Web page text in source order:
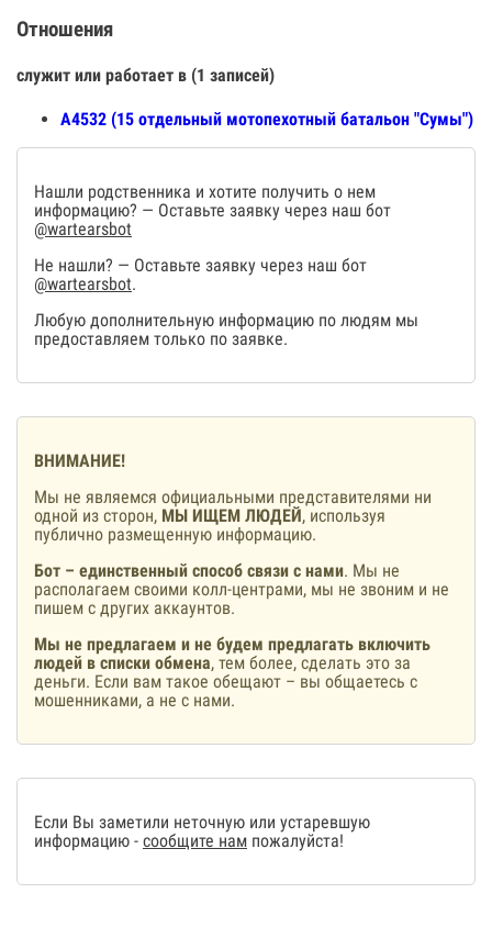
Отношения
служит или работает в (1 записей)
А4532 (15 отдельный мотопехотный батальон "Сумы")
Нашли родственника и хотите получить о нем
информацию? — Оставьте заявку через наш бот
@wartearsbot
Не нашли? — Оставьте заявку через наш бот
@wartearsbot.
Любую дополнительную информацию по людям мы
предоставляем только по заявке.
ВНИМАНИЕ!
Мы не являемся официальными представителями ни
одной из сторон, МЫ ИЩЕМ ЛЮДЕЙ, используя
публично размещенную информацию.
Бот – единственный способ связи с нами. Мы не
располагаем своими колл-центрами, мы не звоним и не
пишем с других аккаунтов.
Мы не предлагаем и не будем предлагать включить
людей в списки обмена, тем более, сделать это за
деньги. Если вам такое обещают – вы общаетесь с
мошенниками, а не с нами.
Если Вы заметили неточную или устаревшую
информацию - сообщите нам пожалуйста!